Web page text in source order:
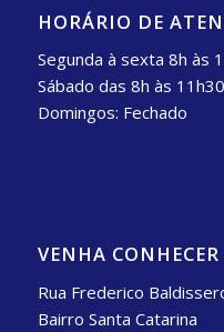
HORÁRIO DE
Segunda à sexta 8h às
Sábado das 8h às
Domingos: Fechado
VENHA
Rua Frederico
Bairro Santa Catarina